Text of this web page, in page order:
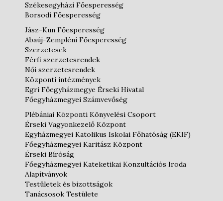
Székesegyházi Főesperesség
Borsodi Főesperesség
Jász-Kun Főesperesség
Abaúj-Zempléni Főesperesség
Szerzetesek
Férfi szerzetesrendek
Női szerzetesrendek
Központi intézmények
Egri Főegyházmegye Érseki Hivatal
Főegyházmegyei Számvevőség
Plébániai Központi Könyvelési Csoport
Érseki Vagyonkezelő Központ
Egyházmegyei Katolikus Iskolai Főhatóság (EKIF)
Főegyházmegyei Karitász Központ
Érseki Bíróság
Főegyházmegyei Kateketikai Konzultációs Iroda
Alapítványok
Testületek és bizottságok
Tanácsosok Testülete